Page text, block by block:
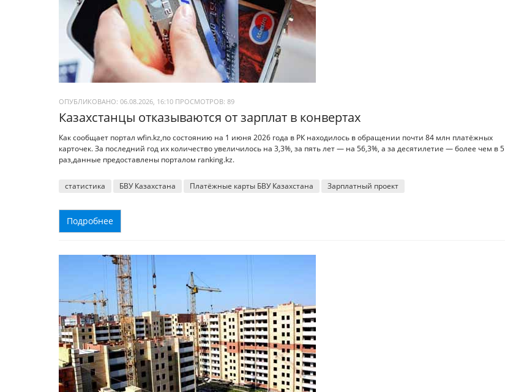
ОПУБЛИКОВАНО: 06.08.2026, 16:10 ПРОСМОТРОВ: 89
Казахстанцы отказываются от зарплат в конвертах
Как сообщает портал wfin.kz,по состоянию на 1 июня 2026 года в РК находилось в обращении почти 84 млн платёжных
карточек. За последний год их количество увеличилось на 3,3%, за пять лет — на 56,3%, а за десятилетие — более чем в 5
раз,данные предоставлены порталом ranking.kz.
статистика БВУ Казахстана Платёжные карты БВУ Казахстана Зарплатный проект
Подробнее